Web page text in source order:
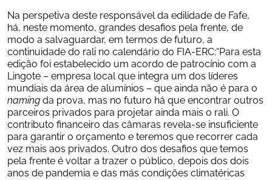
Na perspetiva deste responsável da edilidade de Fafe,
há, neste momento, grandes desafios pela frente, de
modo a salvaguardar, em termos de futuro, a
continuidade do rali no calendário do FIA-ERC:“Para esta
edição foi estabelecido um acordo de patrocínio com a
Lingote – empresa local que integra um dos líderes
naming da prova, mas no futuro há que encontrar outros
parceiros privados para projetar ainda mais o rali. O
contributo financeiro das câmaras revela-se insuficiente
para garantir o orçamento e teremos que recorrer cada
vez mais aos privados. Outro dos desafios que temos
pela frente é voltar a trazer o público, depois dos dois
anos de pandemia e das más condições climatéricas